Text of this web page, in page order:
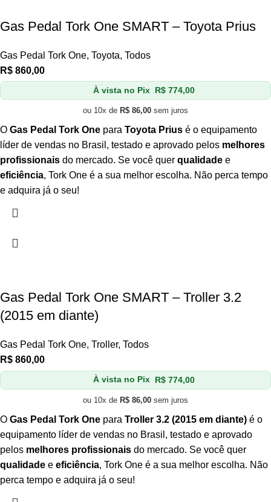
Gas Pedal Tork One SMART – Toyota Prius
Gas Pedal Tork One, Toyota, Todos
R$ 860,00
À vista no Pix R$ 774,00
ou 10x de R$ 86,00 sem juros
O Gas Pedal Tork One para Toyota Prius é o equipamento
líder de vendas no Brasil, testado e aprovado pelos melhores
profissionais do mercado. Se você quer qualidade e
eficiência, Tork One é a sua melhor escolha. Não perca tempo
e adquira já o seu!
Gas Pedal Tork One SMART – Troller 3.2
(2015 em diante)
Gas Pedal Tork One, Troller, Todos
R$ 860,00
À vista no Pix R$ 774,00
ou 10x de R$ 86,00 sem juros
O Gas Pedal Tork One para Troller 3.2 (2015 em diante) é o
equipamento líder de vendas no Brasil, testado e aprovado
pelos melhores profissionais do mercado. Se você quer
qualidade e eficiência, Tork One é a sua melhor escolha. Não
perca tempo e adquira já o seu!